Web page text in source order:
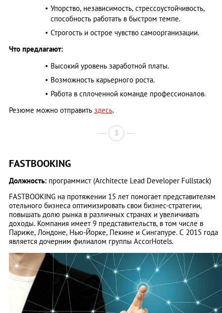
Упорство, независимость, стрессоустойчивость,
способность работать в быстром темпе.
Строгость и острое чувство самоорганизации.
Что предлагают:
Высокий уровень заработной платы.
Возможность карьерного роста.
Работа в сплоченной команде профессионалов.
Резюме можно отправить здесь.
3
FASTBOOKING
Должность: программист (Architecte Lead Developer Fullstack)
FASTBOOKING на протяжении 15 лет помогает представителям
отельного бизнеса оптимизировать свои бизнес-стратегии,
повышать долю рынка в различных странах и увеличивать
доходы. Компания имеет 9 представительств, в том числе в
Париже, Лондоне, Нью-Йорке, Пекине и Сингапуре. С 2015 года
является дочерним филиалом группы AccorHotels.